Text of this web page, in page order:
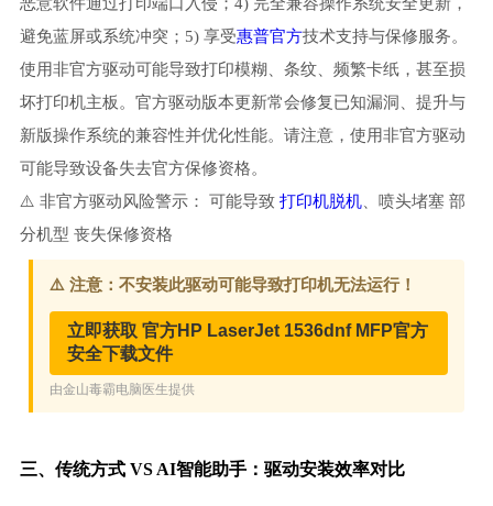
恶意软件通过打印端口入侵；4) 完全兼容操作系统安全更新，
避免蓝屏或系统冲突；5) 享受惠普官方技术支持与保修服务。
使用非官方驱动可能导致打印模糊、条纹、频繁卡纸，甚至损
坏打印机主板。官方驱动版本更新常会修复已知漏洞、提升与
新版操作系统的兼容性并优化性能。请注意，使用非官方驱动
可能导致设备失去官方保修资格。
⚠️ 非官方驱动风险警示： 可能导致 打印机脱机、喷头堵塞 部
分机型 丧失保修资格
三、传统方式 VS AI智能助手：驱动安装效率对比